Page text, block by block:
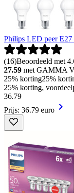
Philips LED peer E27
(16)Beoordeeld met
27.59 met GAMMA
25% korting25%
25% korting,
36.79
Prijs: 36.79 euro